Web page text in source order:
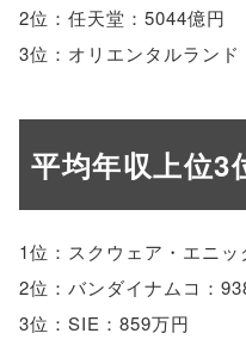
2位：任天堂：5044億円
3位：オリエンタルランド
平均年収上位3
1位：スクウェア・エニ
2位：バンダイナムコ：
3位：SIE：859万円